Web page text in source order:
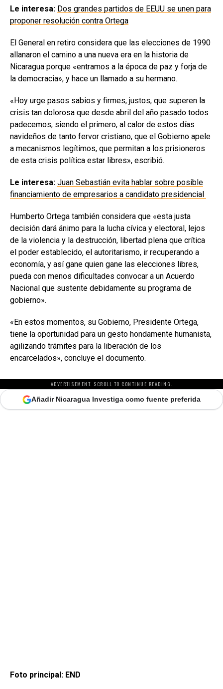
Le interesa: Dos grandes partidos de EEUU se unen para
proponer resolución contra Ortega
El General en retiro considera que las elecciones de 1990
allanaron el camino a una nueva era en la historia de
Nicaragua porque «entramos a la época de paz y forja de
la democracia», y hace un llamado a su hermano.
«Hoy urge pasos sabios y firmes, justos, que superen la
crisis tan dolorosa que desde abril del año pasado todos
padecemos, siendo el primero, al calor de estos días
navideños de tanto fervor cristiano, que el Gobierno apele
a mecanismos legítimos, que permitan a los prisioneros
de esta crisis política estar libres», escribió.
Le interesa: Juan Sebastián evita hablar sobre posible
financiamiento de empresarios a candidato presidencial
Humberto Ortega también considera que «esta justa
decisión dará ánimo para la lucha cívica y electoral, lejos
de la violencia y la destrucción, libertad plena que crítica
el poder establecido, el autoritarismo, ir recuperando a
economía, y así gane quien gane las elecciones libres,
pueda con menos dificultades convocar a un Acuerdo
Nacional que sustente debidamente su programa de
gobierno».
«En estos momentos, su Gobierno, Presidente Ortega,
tiene la oportunidad para un gesto hondamente humanista,
agilizando trámites para la liberación de los
encarcelados», concluye el documento.
ADVERTISEMENT. SCROLL TO CONTINUE READING.
Añadir Nicaragua Investiga como fuente preferida
Foto principal: END